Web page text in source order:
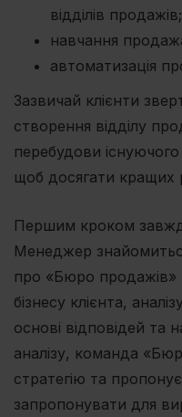
відділів продажів;
навчання
автоматизація
Зазвичай клієнти
створення відділу
перебудови
щоб досягати кращих
Першим кроком
Менеджер
про «Бюро продажів»
бізнесу клієнта,
основі відповідей та
аналізу, команда
стратегію та
запропонувати для